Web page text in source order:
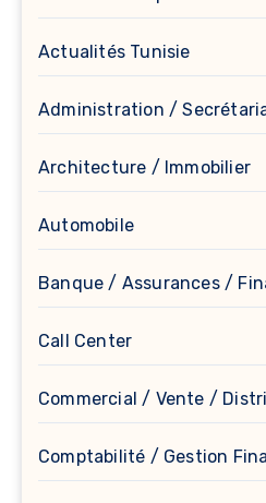
Actualités Tunisie
Administration /
Architecture / Immobilier
Automobile
Banque / Assurances /
Call Center
Commercial / Vente /
Comptabilité / Gestion